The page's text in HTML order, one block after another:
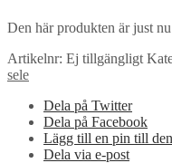
Den här produkten är just
Artikelnr: Ej tillgängligt
sele
Dela på Twitter
Dela på Facebook
Lägg till en pin till
Dela via e-post